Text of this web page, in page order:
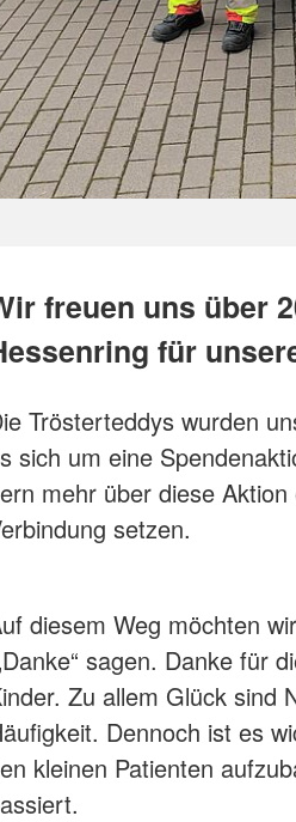
freuen uns über
für
Trösterteddys wurden
sich um eine
mehr über diese
setzen.
diesem Weg möchten
sagen. Danke für
Zu allem Glück sind
Dennoch ist es
kleinen Patienten